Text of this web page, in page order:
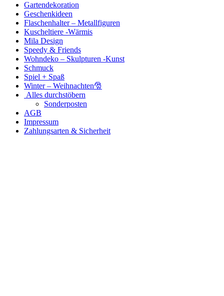
Gartendekoration
Geschenkideen
Flaschenhalter – Metallfiguren
Kuscheltiere -Wärmis
Mila Design
Speedy & Friends
Wohndeko – Skulpturen -Kunst
Schmuck
Spiel + Spaß
Winter – Weihnachten🎅
Alles durchstöbern
Sonderposten
AGB
Impressum
Zahlungsarten & Sicherheit